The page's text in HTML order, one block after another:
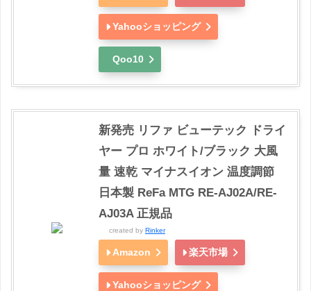
Yahooショッピング
Qoo10
新発売 リファ ビューテック ドライ
ヤー プロ ホワイト/ブラック 大風
量 速乾 マイナスイオン 温度調節
日本製 ReFa MTG RE-AJ02A/RE-
AJ03A 正規品
created by Rinker
Amazon 楽天市場
Yahooショッピング